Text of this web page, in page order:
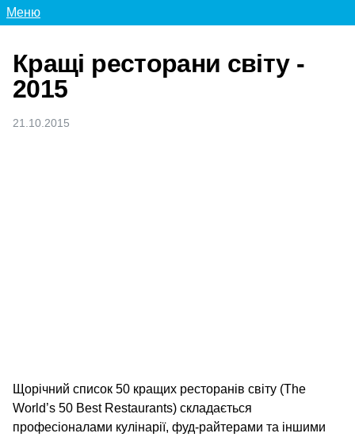
Меню
Кращі ресторани світу -
2015
21.10.2015
Щорічний список 50 кращих ресторанів світу (The
World’s 50 Best Restaurants) складається
професіоналами кулінарії, фуд-райтерами та іншими